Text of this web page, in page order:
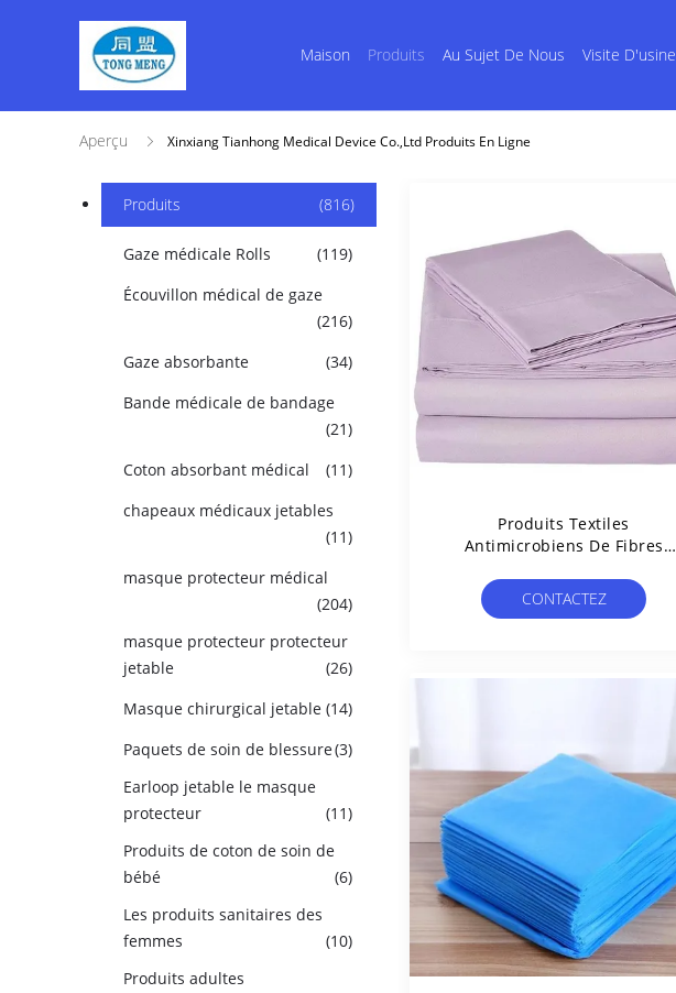
Maison Produits Au Sujet De Nous Visite D'usine
Aperçu Xinxiang Tianhong Medical Device Co.,Ltd Produits En Ligne
Produits (816)
Gaze médicale Rolls
(119)
Écouvillon médical de gaze
(216)
Gaze absorbante
(34)
Bande médicale de bandage
(21)
Coton absorbant médical
(11)
chapeaux médicaux jetables
(11)
masque protecteur médical
(204)
masque protecteur protecteur
jetable
(26)
Masque chirurgical jetable (14)
Paquets de soin de blessure(3)
Earloop jetable le masque
protecteur
(11)
Produits de coton de soin de
bébé
(6)
Les produits sanitaires des
femmes
(10)
Produits adultes
Produits Textiles
Antimicrobiens De Fibres
Antibactérien
CONTACTEZ